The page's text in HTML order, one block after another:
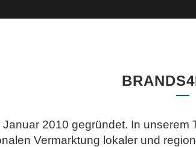
2010 gegründet. In
Vermarktung lokaler und